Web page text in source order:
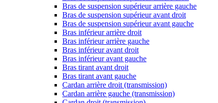
Bras de suspension supérieur arrière gauche
Bras de suspension supérieur avant droit
Bras de suspension supérieur avant gauche
Bras inférieur arrière droit
Bras inférieur arrière gauche
Bras inférieur avant droit
Bras inférieur avant gauche
Bras tirant avant droit
Bras tirant avant gauche
Cardan arrière droit (transmission)
Cardan arrière gauche (transmission)